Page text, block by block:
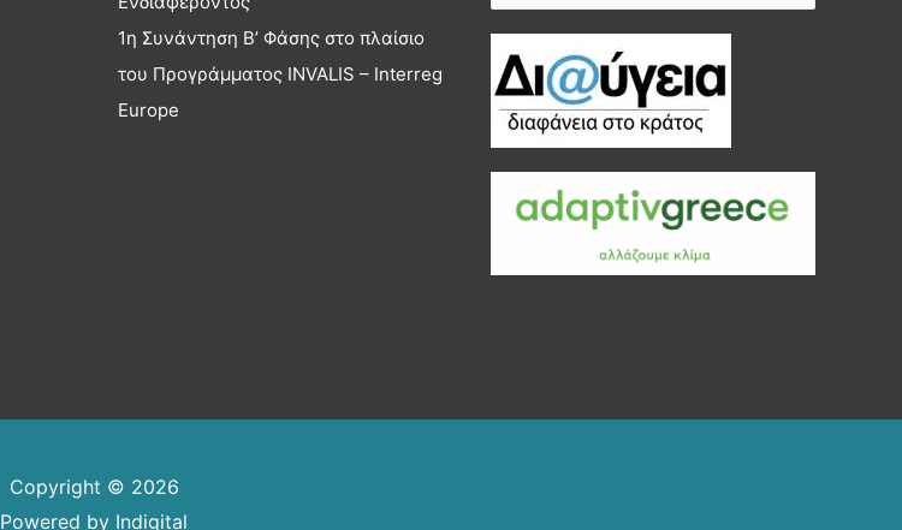
1η Συνάντηση Β’ Φάσης στο πλαίσιο
του Προγράμματος INVALIS – Interreg
Europe
Copyright © 2026
Powered by Indigital